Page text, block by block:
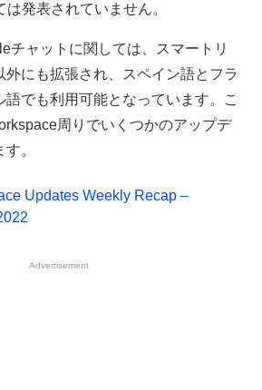
発表されていません。
チャットに関しては、スマートリ
外にも拡張され、スペイン語とフラ
語でも利用可能となっています。こ
周りでいくつかのアップデ
。
Updates Weekly Recap –
Advertisement